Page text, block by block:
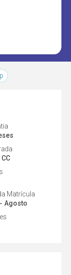
Matrícula
Agosto